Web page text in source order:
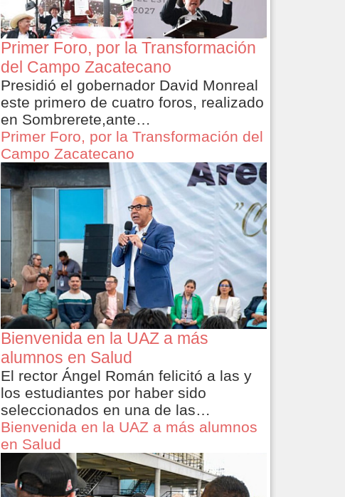
Primer Foro, por la Transformación
del Campo Zacatecano
Presidió el gobernador David Monreal
este primero de cuatro foros, realizado
en Sombrerete,ante…
Primer Foro, por la Transformación del
Campo Zacatecano
Bienvenida en la UAZ a más
alumnos en Salud
El rector Ángel Román felicitó a las y
los estudiantes por haber sido
seleccionados en una de las…
Bienvenida en la UAZ a más alumnos
en Salud